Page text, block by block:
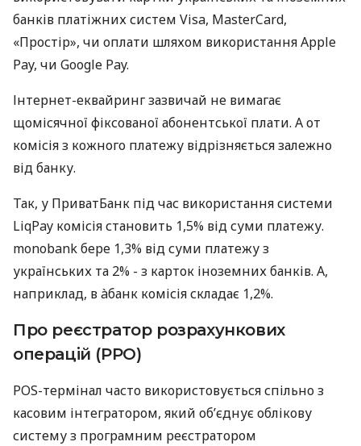
банків платіжних систем Visa, MasterCard,
«Простір», чи оплати шляхом використання Apple
Pay, чи Google Pay.
Інтернет-еквайринг зазвичай не вимагає
щомісячної фіксованої абонентської плати. А от
комісія з кожного платежу відрізняється залежно
від банку.
Так, у ПриватБанк під час використання системи
LiqPay комісія становить 1,5% від суми платежу.
monobank бере 1,3% від суми платежу з
українських та 2% - з карток іноземних банків. А,
наприклад, в àбанк комісія складає 1,2%.
Про реєстратор розрахункових
операцій (РРО)
POS-термінал часто використовується спільно з
касовим інтегратором, який об’єднує облікову
систему з програмним реєстратором